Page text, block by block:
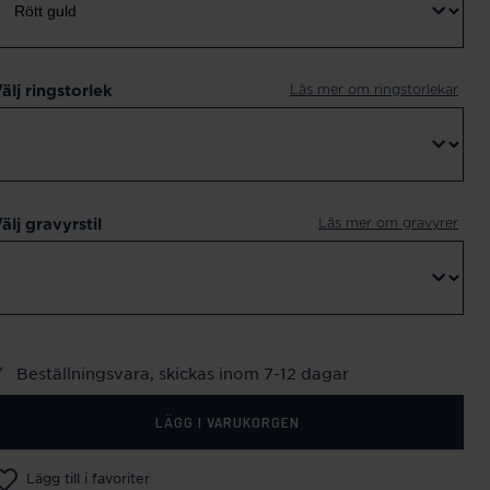
ringstorlek Läs mer om ringstorlekar
gravyrstil Läs mer om gravyrer
Beställningsvara, skickas inom 7-12 dagar
LÄGG I VARUKORGEN
Lägg till i favoriter